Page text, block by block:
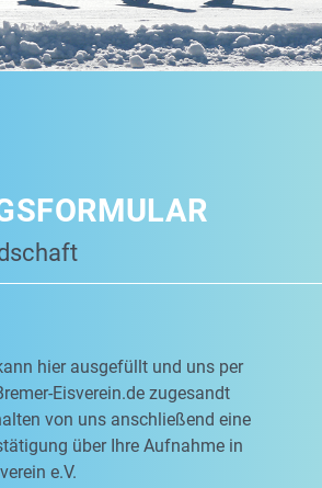
hier ausgefüllt und uns per
Eisverein.de zugesandt
von uns anschließend eine
über Ihre Aufnahme in
e.V.